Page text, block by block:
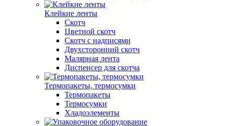
Клейкие ленты
Скотч
Цветной скотч
Скотч с надписями
Двухсторонний скотч
Малярная лента
Диспенсер для скотча
Термопакеты, термосумки
Термопакеты
Термосумки
Хладоэлементы